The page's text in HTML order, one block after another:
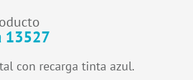
13527
con recarga tinta azul.